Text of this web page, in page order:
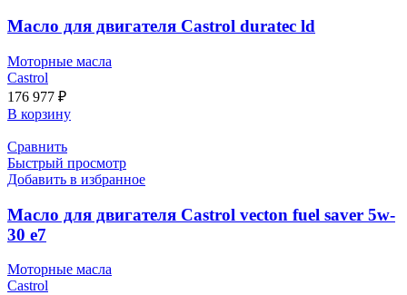
Масло для двигателя Castrol duratec ld
Моторные масла
Castrol
176 977 ₽
В корзину
Сравнить
Быстрый просмотр
Добавить в избранное
Масло для двигателя Castrol vecton fuel saver 5w-
30 e7
Моторные масла
Castrol